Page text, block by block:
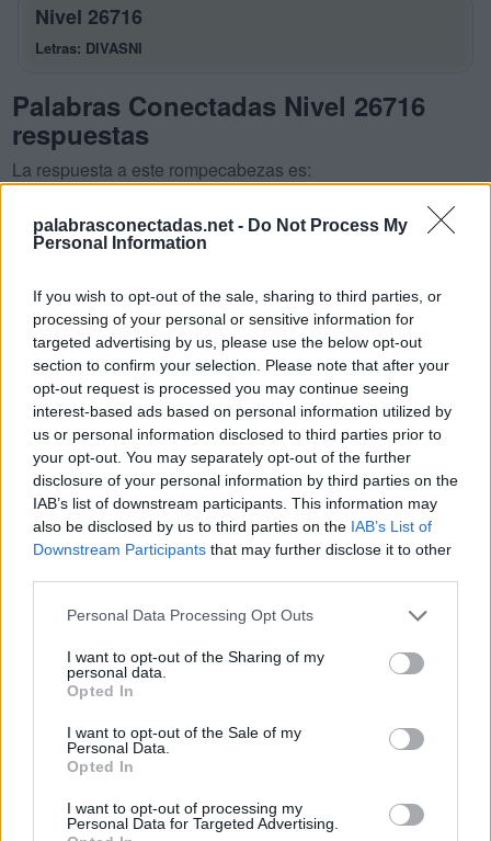
palabrasconectadas.net - Do Not Process My
Personal Information
If you wish to opt-out of the sale, sharing to third parties, or
processing of your personal or sensitive information for
targeted advertising by us, please use the below opt-out
section to confirm your selection. Please note that after your
opt-out request is processed you may continue seeing
interest-based ads based on personal information utilized by
us or personal information disclosed to third parties prior to
your opt-out. You may separately opt-out of the further
disclosure of your personal information by third parties on the
IAB’s list of downstream participants. This information may
also be disclosed by us to third parties on the IAB’s List of
Downstream Participants that may further disclose it to other
Personal Data Processing Opt Outs
I want to opt-out of the Sharing of my
personal data.
Opted In
I want to opt-out of the Sale of my
Personal Data.
Opted In
I want to opt-out of processing my
Personal Data for Targeted Advertising.
Nivel 26716
Letras: DIVASNI
Palabras Conectadas Nivel 26716
respuestas
La respuesta a este rompecabezas es:
D
I V
A
S
I D
A
V
A I
S
V
I D
A
V
I S
A
I
N D I
A
D
I V I N
A
D
I V I S
A
D
I V I N A
S
Palabras extra:
A I S
RESPUESTAS
Por favor seleccione los niveles: